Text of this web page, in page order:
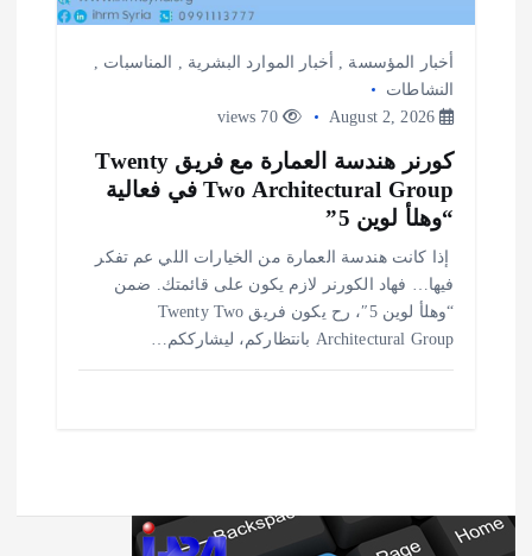
أخبار المؤسسة أخبار الموارد البشرية المناسبات
النشاطات
August 2, 2026
70 views
كورنر هندسة العمارة مع فريق Twenty
Two Architectural Group في فعالية
“وهلأ لوين 5”
️ إذا كانت هندسة العمارة من الخيارات اللي عم تفكر
فيها… فهاد الكورنر لازم يكون على قائمتك. ضمن
“وهلأ لوين 5″، رح يكون فريق Twenty Two
Architectural Group بانتظاركم، ليشارككم…